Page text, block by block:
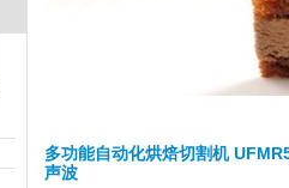
多功能自动化烘焙切割机
声波